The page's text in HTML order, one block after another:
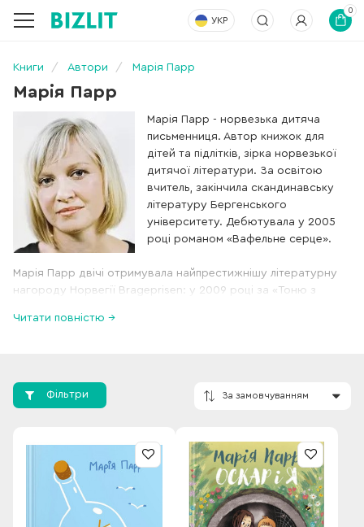
УКР
0
Книги Автори Марія Парр
Марія Парр
Марія Парр - норвезька дитяча
письменниця. Автор книжок для
дітей та підлітків, зірка норвезької
дитячої літератури. За освітою
вчитель, закінчила скандинавську
літературу Бергенського
університету. Дебютувала у 2005
році романом «Вафельне серце».
Марія Парр двічі отримувала найпрестижнішу літературну
нагороду Норвегії Brageprisen: у 2009 році за «Тоню з
порівнюють з творами Астрід Ліндгрен. Вони були
Читати повністю →
Фільтри
За